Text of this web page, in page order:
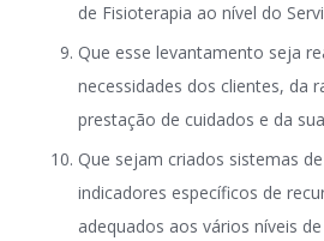
de Fisioterapia ao nível do
Que esse levantamento seja
necessidades dos clientes, da
prestação de cuidados e da
Que sejam criados sistemas
indicadores específicos de
adequados aos vários níveis